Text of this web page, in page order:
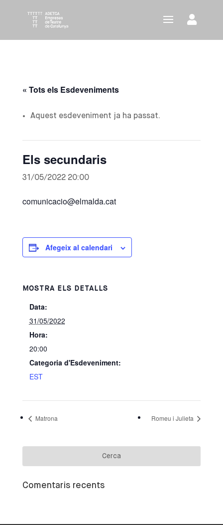
« Tots els Esdeveniments
Aquest esdeveniment ja ha passat.
Els secundaris
31/05/2022 20:00
comunicacio@elmalda.cat
Afegeix al calendari
MOSTRA ELS DETALLS
Data:
31/05/2022
Hora:
20:00
Categoria d'Esdeveniment:
EST
Matrona Romeu i Julieta
Comentaris recents